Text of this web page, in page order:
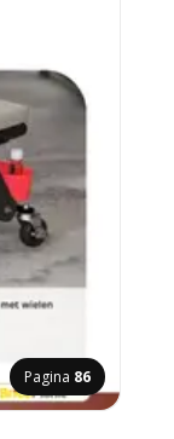
Pagina 86